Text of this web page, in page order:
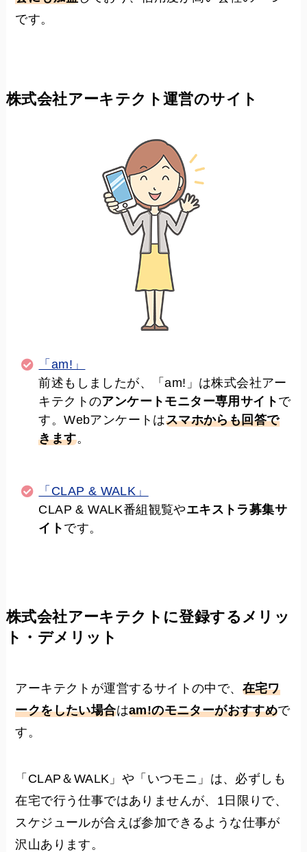
です。
株式会社アーキテクト運営のサイト
「am!」
前述もしましたが、「am!」は株式会社アー
キテクトのアンケートモニター専用サイト で
す。Webアンケートはスマホからも回答で
きます。
「CLAP & WALK」
CLAP & WALK番組観覧やエキストラ募集サ
イト です。
株式会社アーキテクトに登録するメリッ
ト・デメリット
アーキテクトが運営するサイトの中で、 在宅ワ
ークをしたい場合はam!のモニターがおすすめで
す。
「CLAP＆WALK」や「いつモニ」は、必ずしも
在宅で行う仕事ではありませんが、1日限りで、
スケジュールが合えば参加できるような仕事が
沢山あります。